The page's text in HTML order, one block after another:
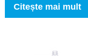
Citește mai mult